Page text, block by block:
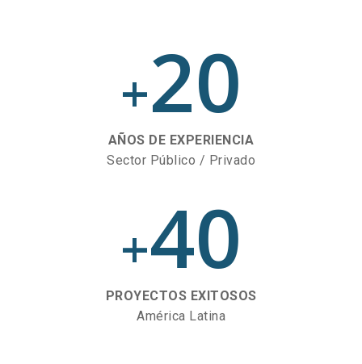
+20
AÑOS DE EXPERIENCIA
Sector Público / Privado
+40
PROYECTOS EXITOSOS
América Latina